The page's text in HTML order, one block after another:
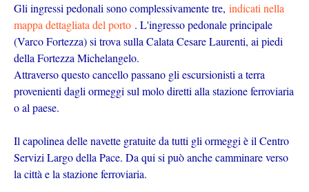
Gli ingressi pedonali sono complessivamente tre, indicati nella
mappa dettagliata del porto . L'ingresso pedonale principale
(Varco Fortezza) si trova sulla Calata Cesare Laurenti, ai piedi
della Fortezza Michelangelo.
Attraverso questo cancello passano gli escursionisti a terra
provenienti dagli ormeggi sul molo diretti alla stazione ferroviaria
o al paese.
Il capolinea delle navette gratuite da tutti gli ormeggi è il Centro
Servizi Largo della Pace. Da qui si può anche camminare verso
la città e la stazione ferroviaria.